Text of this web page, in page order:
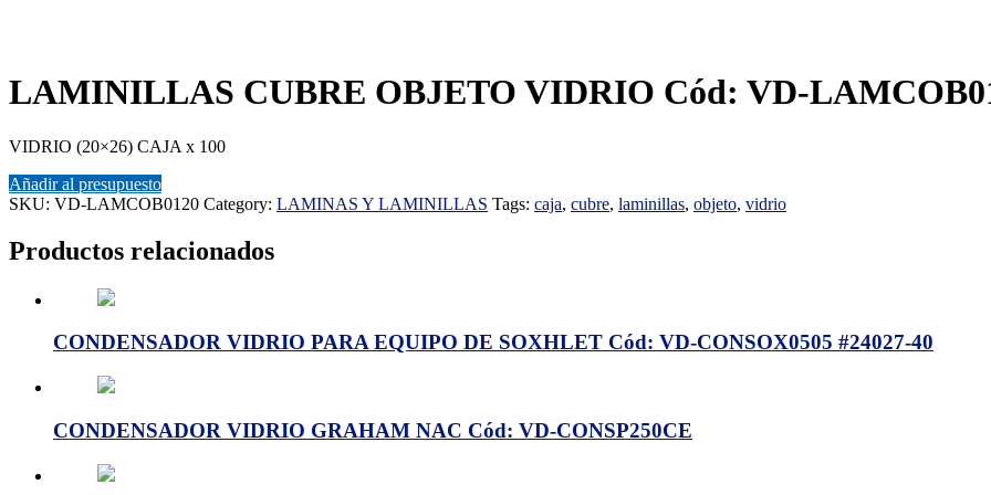
LAMINILLAS CUBRE OBJETO VIDRIO Cód: VD-
VIDRIO (20×26) CAJA x 100
Añadir al presupuesto
SKU: VD-LAMCOB0120 Category: LAMINAS Y LAMINILLAS Tags: caja, cubre, laminillas, objeto, vidrio
Productos relacionados
CONDENSADOR VIDRIO PARA EQUIPO DE SOXHLET Cód: VD-CONSOX0505 #24027-40
CONDENSADOR VIDRIO GRAHAM NAC Cód: VD-CONSP250CE